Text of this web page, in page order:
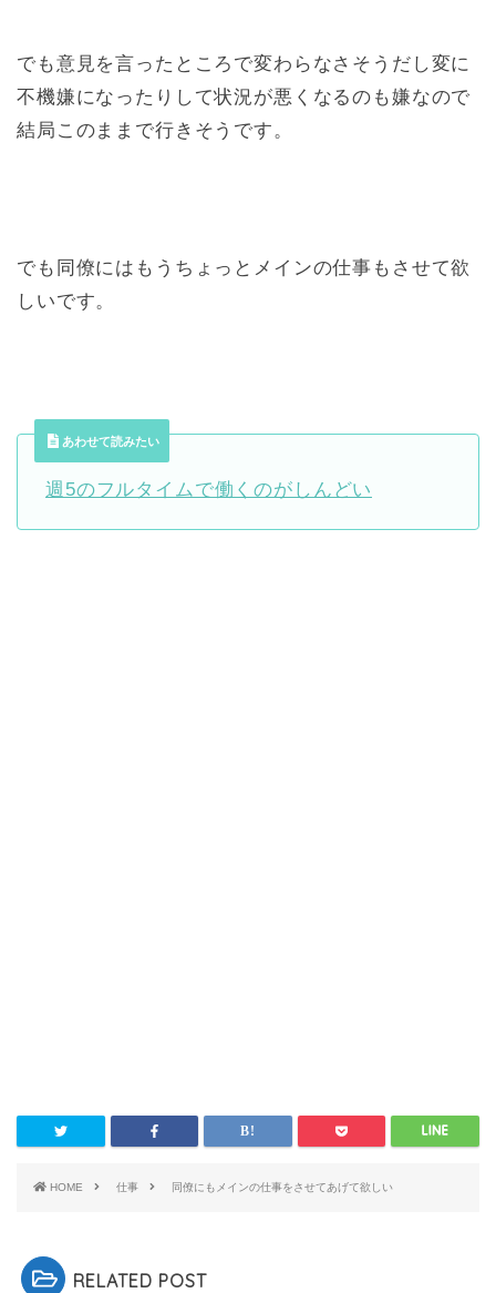
でも意見を言ったところで変わらなさそうだし変に
不機嫌になったりして状況が悪くなるのも嫌なので
結局このままで行きそうです。
でも同僚にはもうちょっとメインの仕事もさせて欲
しいです。
あわせて読みたい
週5のフルタイムで働くのがしんどい
HOME 仕事 同僚にもメインの仕事をさせてあげて欲しい
RELATED POST